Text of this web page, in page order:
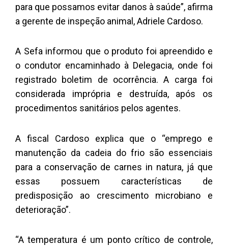
para que possamos evitar danos à saúde”, afirma
a gerente de inspeção animal, Adriele Cardoso.
A Sefa informou que o produto foi apreendido e
o condutor encaminhado à Delegacia, onde foi
registrado boletim de ocorrência. A carga foi
considerada imprópria e destruída, após os
procedimentos sanitários pelos agentes.
A fiscal Cardoso explica que o “emprego e
manutenção da cadeia do frio são essenciais
para a conservação de carnes in natura, já que
essas possuem características de
predisposição ao crescimento microbiano e
deterioração”.
“A temperatura é um ponto crítico de controle,